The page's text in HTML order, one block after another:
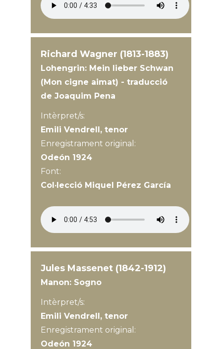
Richard Wagner (1813-1883)
Lohengrin: Mein lieber Schwan
(Mon cigne aimat) - traducció
de Joaquim Pena
Intèrpret/s:
Emili Vendrell, tenor
Enregistrament original:
Odeón 1924
Font:
Col·lecció Miquel Pérez García
Jules Massenet (1842-1912)
Manon: Sogno
Intèrpret/s:
Emili Vendrell, tenor
Enregistrament original:
Odeón 1924